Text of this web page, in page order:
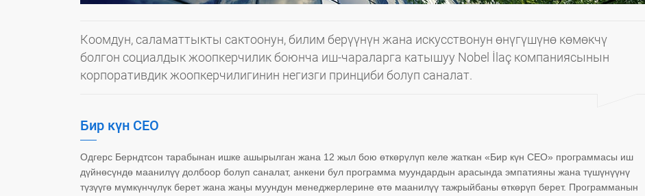
Коомдун, саламаттыкты сактоонун, билим берүүнүн жана искусствонун өнүгүшүнө көмөкчү
болгон социалдык жоопкерчилик боюнча иш-чараларга катышуу Nobel İlaç компаниясынын
корпоративдик жоопкерчилигинин негизги принциби болуп саналат.
Бир күн CEO
Одгерс Берндтсон тарабынан ишке ашырылган жана 12 жыл бою өткөрүлүп келе жаткан «Бир күн СЕО» программасы иш
дүйнөсүндө маанилүү долбоор болуп саналат, анкени бул программа муундардын арасында эмпатияны жана түшүнүүнү
түзүүгө мүмкүнчүлүк берет жана жаңы муундун менеджерлерине өтө маанилүү тажрыйбаны өткөрүп берет. Программанын